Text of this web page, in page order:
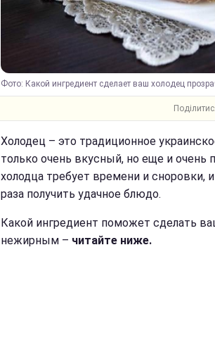
Фото: Какой ингредиент сделает ваш холодец
Холодец – это традиционное
только очень вкусный, но еще и очень
холодца требует времени и сноровки,
раза получить удачное блюдо.
Какой ингредиент поможет сделать
нежирным – читайте ниже.